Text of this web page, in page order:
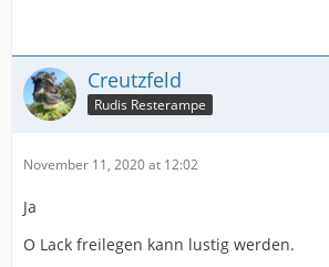
Creutzfeld
Rudis Resterampe
November 11, 2020 at 12:02
Ja
O Lack freilegen kann lustig werden.